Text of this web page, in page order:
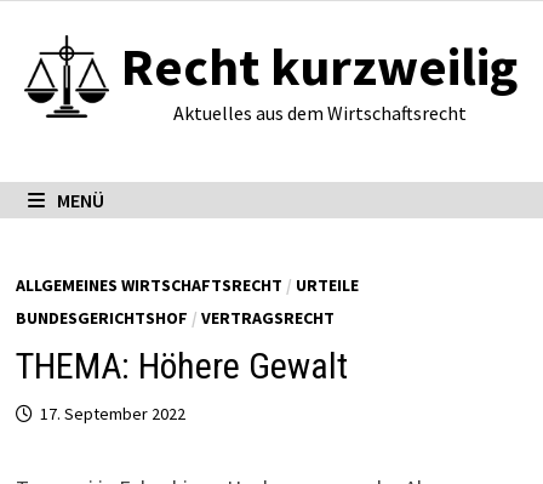
Inhalt
springen
Recht kurzweilig
Aktuelles aus dem Wirtschaftsrecht
MENÜ
ALLGEMEINES WIRTSCHAFTSRECHT / URTEILE
BUNDESGERICHTSHOF / VERTRAGSRECHT
THEMA: Höhere Gewalt
17. September 2022